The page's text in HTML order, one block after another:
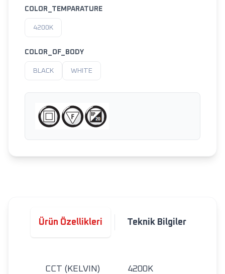
COLOR_TEMPARATURE
4200K
COLOR_OF_BODY
BLACK WHITE
Ürün Özellikleri Teknik Bilgiler
CCT (KELVIN)
4200K